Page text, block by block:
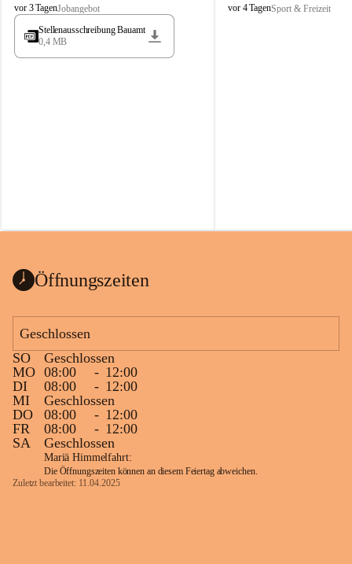
S
t
s
vor 3 TagenJobangebot
Stellenausschreibung Bauamt
0,4 MB
S
vor 4 TagenSport & Freizeit
Öffnungszeiten
Geschlossen
SO
Geschlossen
MO 08:00 - 12:00
DI
08:00 - 12:00
MI
Geschlossen
DO
08:00 - 12:00
FR
08:00 - 12:00
SA
Geschlossen
Mariä Himmelfahrt:
Die Öffnungszeiten können an diesem Feiertag abweichen.
Zuletzt bearbeitet: 11.04.2025